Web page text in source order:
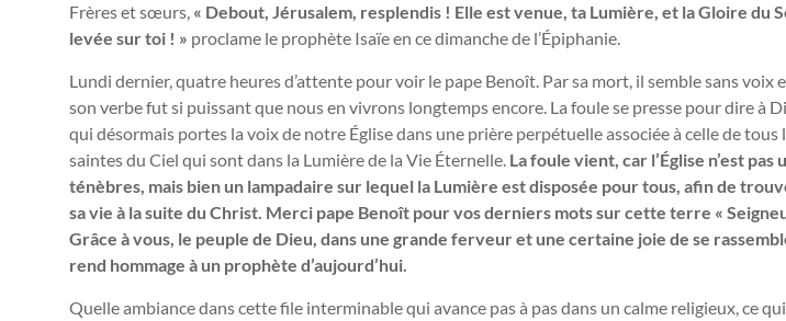
Frères et sœurs, « Debout, Jérusalem, resplendis ! Elle est venue, ta Lumière, et la Gloire du
levée sur toi ! » proclame le prophète Isaïe en ce dimanche de l’Épiphanie.
Lundi dernier, quatre heures d’attente pour voir le pape Benoît. Par sa mort, il semble sans voix
son verbe fut si puissant que nous en vivrons longtemps encore. La foule se presse pour dire à
qui désormais portes la voix de notre Église dans une prière perpétuelle associée à celle de tous
saintes du Ciel qui sont dans la Lumière de la Vie Éternelle. La foule vient, car l’Église n’est pas
ténèbres, mais bien un lampadaire sur lequel la Lumière est disposée pour tous, afin de
sa vie à la suite du Christ. Merci pape Benoît pour vos derniers mots sur cette terre «
Grâce à vous, le peuple de Dieu, dans une grande ferveur et une certaine joie de se
rend hommage à un prophète d’aujourd’hui.
Quelle ambiance dans cette file interminable qui avance pas à pas dans un calme religieux, ce qui